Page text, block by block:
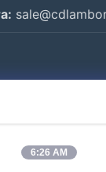
6:26 AM